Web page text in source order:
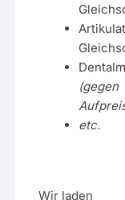
(gegen
etc.
Wir laden